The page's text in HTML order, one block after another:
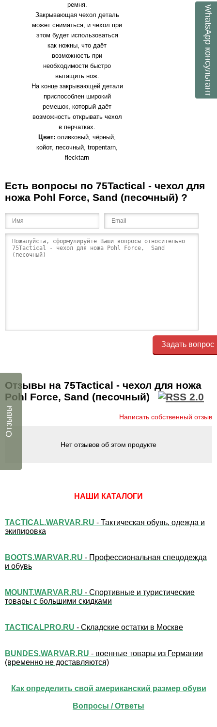
ремня.
Закрывающая чехол деталь
может сниматься, и чехол при
этом будет использоваться
как ножны, что даёт
возможность при
необходимости быстро
вытащить нож.
На конце закрывающей детали
приспособлен широкий
ремешок, который даёт
возможность открывать чехол
в перчатках.
Цвет: оливковый, чёрный,
койот, песочный, tropentarn,
flecktarn
Есть вопросы по 75Tactical - чехол для
ножа Pohl Force, Sand (песочный) ?
Задать вопрос
Отзывы на 75Tactical - чехол для ножа
Pohl Force, Sand (песочный)
Написать собственный отзыв
Нет отзывов об этом продукте
НАШИ КАТАЛОГИ
TACTICAL.WARVAR.RU - Тактическая обувь, одежда и
экипировка
BOOTS.WARVAR.RU - Профессиональная спецодежда
и обувь
MOUNT.WARVAR.RU - Спортивные и туристические
товары с большими скидками
TACTICALPRO.RU - Складские остатки в Москве
BUNDES.WARVAR.RU - военные товары из Германии
(временно не доставляются)
Как определить свой американский размер обуви
Вопросы / Ответы
WhatsApp
консультант
Отзывы